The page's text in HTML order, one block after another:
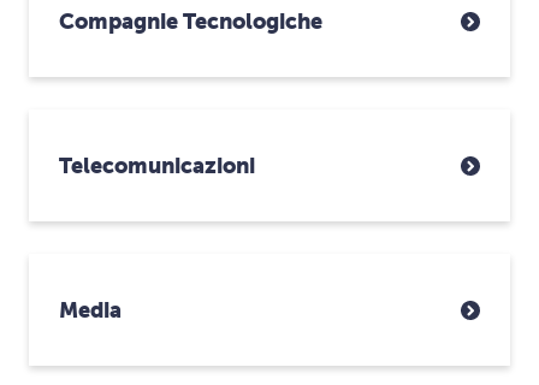
Compagnie Tecnologiche
Telecomunicazioni
Media